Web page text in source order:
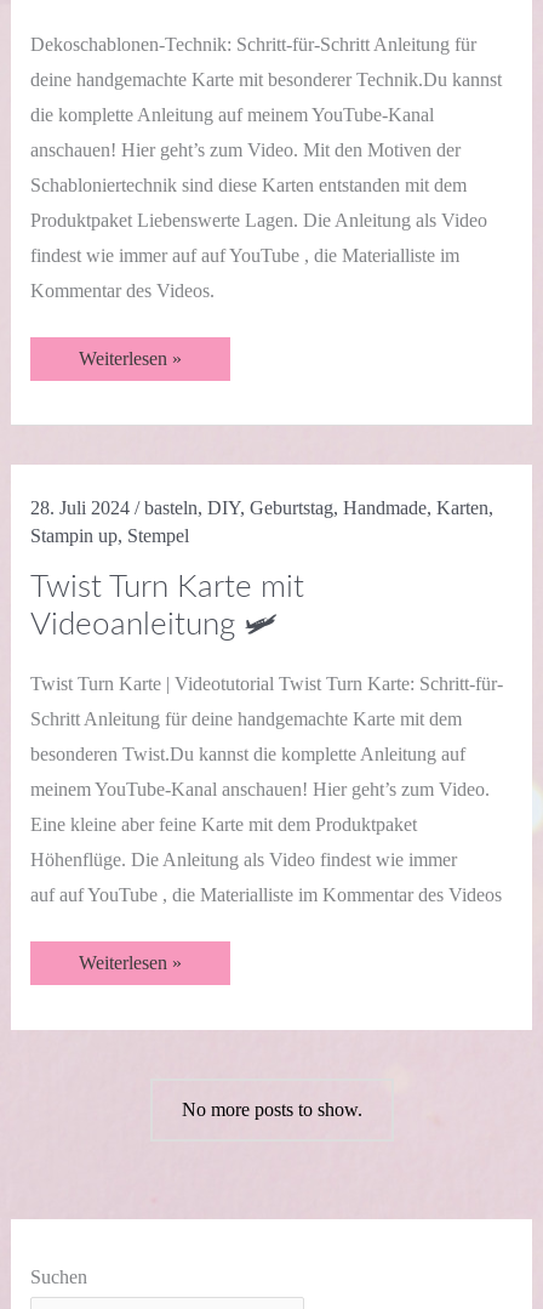
Dekoschablonen-Technik: Schritt-für-Schritt Anleitung für
deine handgemachte Karte mit besonderer Technik.Du kannst
die komplette Anleitung auf meinem YouTube-Kanal
anschauen! Hier geht’s zum Video. Mit den Motiven der
Schabloniertechnik sind diese Karten entstanden mit dem
Produktpaket Liebenswerte Lagen. Die Anleitung als Video
findest wie immer auf auf YouTube , die Materialliste im
Kommentar des Videos.
Dekoschablonen-
Technik
Weiterlesen »
28. Juli 2024/basteln, DIY, Geburtstag, Handmade, Karten,
Stampin up, Stempel
Twist Turn Karte mit
Videoanleitung 🛩️
Twist Turn Karte | Videotutorial Twist Turn Karte: Schritt-für-
Schritt Anleitung für deine handgemachte Karte mit dem
besonderen Twist.Du kannst die komplette Anleitung auf
meinem YouTube-Kanal anschauen! Hier geht’s zum Video.
Eine kleine aber feine Karte mit dem Produktpaket
Höhenflüge. Die Anleitung als Video findest wie immer
auf auf YouTube , die Materialliste im Kommentar des Videos
Twist
Turn
Weiterlesen »
No more posts to show.
Suchen